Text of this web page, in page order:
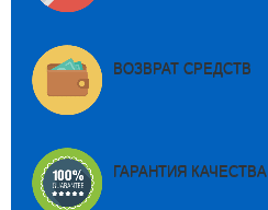
ВОЗВРАТ СРЕДСТВ
ГАРАНТИЯ КАЧЕСТВА